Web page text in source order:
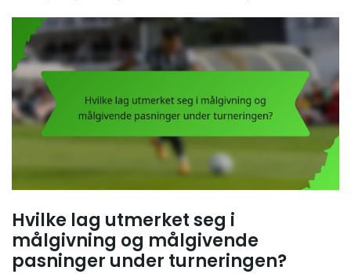
Hvilke lag utmerket seg i
målgivning og målgivende
pasninger under turneringen?